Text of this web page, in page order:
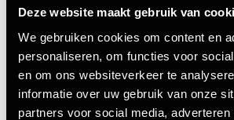
Deze website maakt gebruik van
We gebruiken cookies om content en
personaliseren, om functies voor
en om ons websiteverkeer te
informatie over uw gebruik van onze
partners voor social media, adverteren
Vanaf
€ 705,-